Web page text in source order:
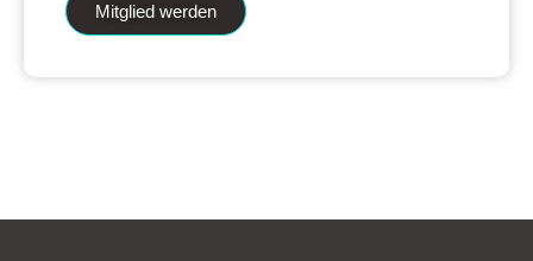
Mitglied werden